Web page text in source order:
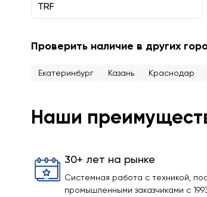
TRF
Проверить наличие в других
Екатеринбург Казань Краснодар
Наши
30+ лет на рынке
Системная работа с техникой,
промышленными заказчиками с